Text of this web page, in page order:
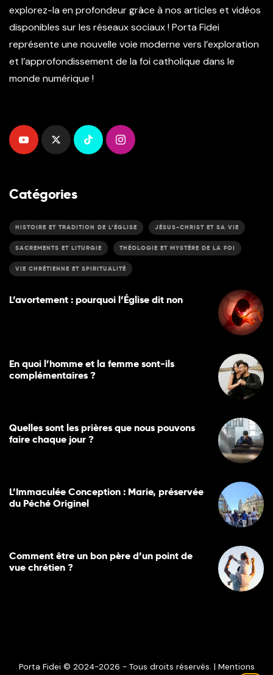
explorez-la en profondeur grâce à nos articles et vidéos
disponibles sur les réseaux sociaux ! Porta Fidei
représente une nouvelle voie moderne vers l’exploration
et l’approfondissement de la foi catholique dans le
monde numérique !
Catégories
HISTOIRE ET TRADITION DE L’ÉGLISE JÉSUS-CHRIST ET SA VIE
SACREMENTS ET LITURGIE THÉOLOGIE ET MYSTÈRE DE LA FOI
VIE CHRÉTIENNE ET SPIRITUALITÉ
L’avortement : pourquoi l’Église dit non
En quoi l’homme et la femme sont-ils
complémentaires ?
Quelles sont les prières que nous pouvons
faire chaque jour ?
L’Immaculée Conception : Marie, préservée
du Péché Originel
Comment être un bon père d’un point de
vue chrétien ?
Porta Fidei © 2024-2026 - Tous droits réservés. | Mentions